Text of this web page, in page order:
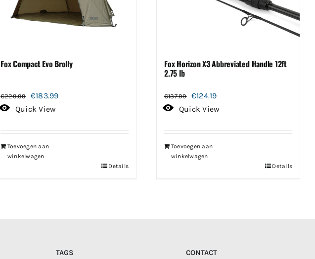
Fox Compact Evo Brolly
€229.99
Oorspronkelijke
prijs
€229.99.
€183.99Huidige
€183.99.
Quick View
Toevoegen aan
winkelwagen
Details
Fox Horizon X3 Abbreviated Handle 12ft
2.75 lb
€137.99
Oorspronkelijke
prijs
€137.99.
€124.19Huidige
prijs
€124.19.
Quick View
Toevoegen aan
winkelwagen
Details
TAGS CONTACT